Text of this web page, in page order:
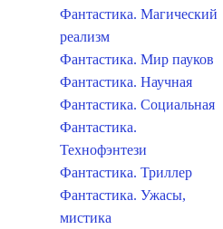
Фантастика. Магический
реализм
Фантастика. Мир пауков
Фантастика. Научная
Фантастика. Социальная
Фантастика.
Технофэнтези
Фантастика. Триллер
Фантастика. Ужасы,
мистика